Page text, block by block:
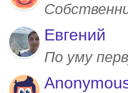
Евгений
По уму